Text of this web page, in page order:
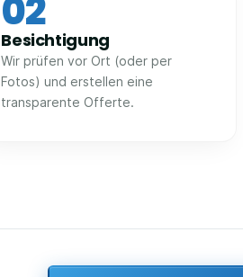
02
Besichtigung
Wir prüfen vor Ort (oder per
Fotos) und erstellen eine
transparente Offerte.